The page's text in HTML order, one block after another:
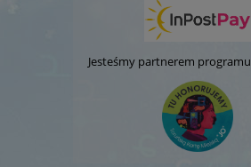
Jesteśmy partnerem programu